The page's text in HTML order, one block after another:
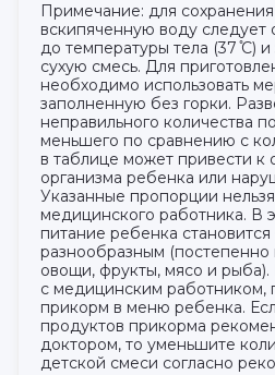
Примечание: для
вскипяченную воду следует
до температуры тела (37 ̊С)
сухую смесь. Для
необходимо использовать
заполненную без горки.
неправильного количества
меньшего по сравнению с
в таблице может привести
организма ребенка или
Указанные пропорции
медицинского работника. В
питание ребенка
разнообразным (постепенно
овощи, фрукты, мясо и рыба).
с медицинским работником,
прикорм в меню ребенка.
продуктов прикорма
доктором, то уменьшите
детской смеси согласно